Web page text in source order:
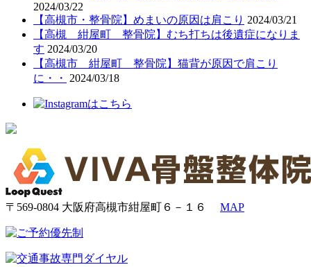
2024/03/22
【高槻市・整骨院】めまいの原因は肩こり 2024/03/21
【高槻 紺屋町 整骨院】むち打ちは後遺症になりま
す 2024/03/20
【高槻市 紺屋町 整骨院】猫背が原因で肩こり
に・・
2024/03/18
〒569-0804 大阪府高槻市紺屋町６－１６ MAP